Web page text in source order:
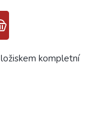
ložiskem kompletní